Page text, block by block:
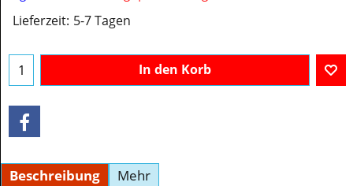
Lieferzeit: 5-7 Tagen
In den Korb
Beschreibung Mehr